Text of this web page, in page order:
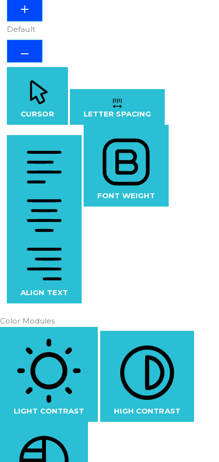
Default
CURSOR LETTER SPACING
ALIGN TEXT
FONT WEIGHT
Color Modules
LIGHT CONTRAST HIGH CONTRAST